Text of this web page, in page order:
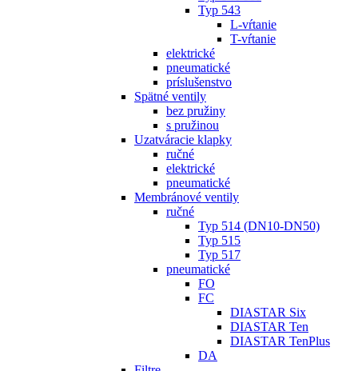
Typ 543
L-vŕtanie
T-vŕtanie
elektrické
pneumatické
príslušenstvo
Spätné ventily
bez pružiny
s pružinou
Uzatváracie klapky
ručné
elektrické
pneumatické
Membránové ventily
ručné
Typ 514 (DN10-DN50)
Typ 515
Typ 517
pneumatické
FO
FC
DIASTAR Six
DIASTAR Ten
DIASTAR TenPlus
DA